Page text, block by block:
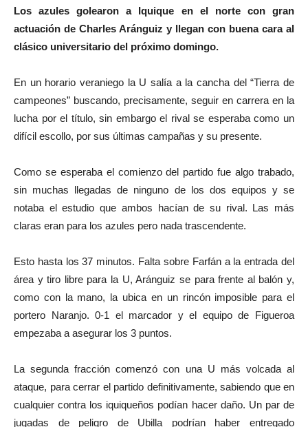
Los azules golearon a Iquique en el norte con gran
actuación de Charles Aránguiz y llegan con buena cara al
clásico universitario del próximo domingo.
En un horario veraniego la U salía a la cancha del “Tierra de
campeones” buscando, precisamente, seguir en carrera en la
lucha por el título, sin embargo el rival se esperaba como un
difícil escollo, por sus últimas campañas y su presente.
Como se esperaba el comienzo del partido fue algo trabado,
sin muchas llegadas de ninguno de los dos equipos y se
notaba el estudio que ambos hacían de su rival. Las más
claras eran para los azules pero nada trascendente.
Esto hasta los 37 minutos. Falta sobre Farfán a la entrada del
área y tiro libre para la U, Aránguiz se para frente al balón y,
como con la mano, la ubica en un rincón imposible para el
portero Naranjo. 0-1 el marcador y el equipo de Figueroa
empezaba a asegurar los 3 puntos.
La segunda fracción comenzó con una U más volcada al
ataque, para cerrar el partido definitivamente, sabiendo que en
cualquier contra los iquiqueños podían hacer daño. Un par de
jugadas de peligro de Ubilla podrían haber entregado